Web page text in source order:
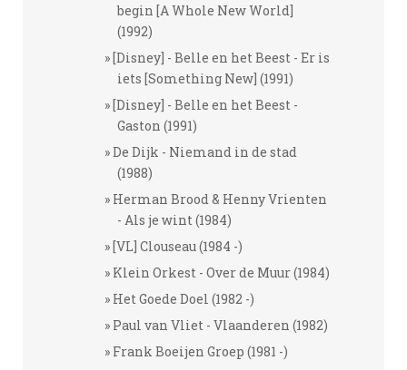
begin [A Whole New World]
(1992)
[Disney] - Belle en het Beest - Er is
iets [Something New] (1991)
[Disney] - Belle en het Beest -
Gaston (1991)
De Dijk - Niemand in de stad
(1988)
Herman Brood & Henny Vrienten
- Als je wint (1984)
[VL] Clouseau (1984 -)
Klein Orkest - Over de Muur (1984)
Het Goede Doel (1982 -)
Paul van Vliet - Vlaanderen (1982)
Frank Boeijen Groep (1981 -)